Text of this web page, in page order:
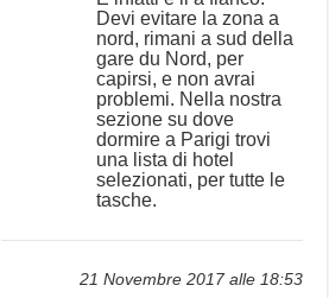
Devi evitare la zona a
nord, rimani a sud della
gare du Nord, per
capirsi, e non avrai
problemi. Nella nostra
sezione su dove
dormire a Parigi trovi
una lista di hotel
selezionati, per tutte le
tasche.
21 Novembre 2017 alle 18:53